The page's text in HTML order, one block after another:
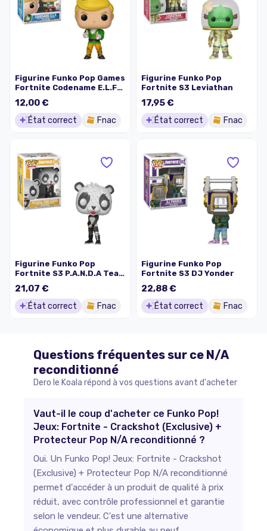
Figurine Funko Pop Games
Fortnite Codename E.L.F
12,00 €
État correct Fnac
Figurine Funko Pop
Fortnite S3 Leviathan
17,95 €
État correct Fnac
Figurine Funko Pop
Fortnite S3 P.A.N.D.A Team
21,07 €
État correct Fnac
Figurine Funko Pop
Fortnite S3 DJ Yonder
22,88 €
État correct Fnac
Questions fréquentes sur ce N/A
reconditionné
Dero le Koala répond à vos questions avant d'acheter
Vaut-il le coup d'acheter ce Funko Pop!
Jeux: Fortnite - Crackshot (Exclusive) +
Protecteur Pop N/A reconditionné ?
Oui. Un Funko Pop! Jeux: Fortnite - Crackshot
(Exclusive) + Protecteur Pop N/A reconditionné
permet d'accéder à un produit de qualité à prix
réduit, avec contrôle professionnel et garantie
selon le vendeur. C'est une alternative